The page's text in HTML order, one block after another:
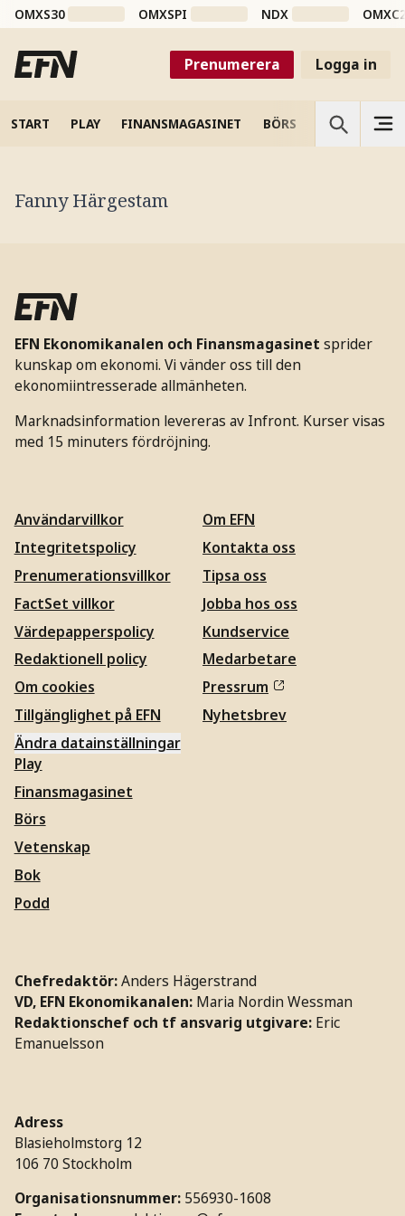
OMXS30 OMXSPI NDX
Prenumerera Logga in
START PLAY FINANSMAGASINET BÖRS VETENSKAP
Fanny Härgestam
EFN Ekonomikanalen och Finansmagasinet sprider
kunskap om ekonomi. Vi vänder oss till den
ekonomiintresserade allmänheten.
Marknadsinformation levereras av Infront. Kurser visas
med 15 minuters fördröjning.
Användarvillkor
Integritetspolicy
Prenumerationsvillkor
FactSet villkor
Värdepapperspolicy
Redaktionell policy
Om cookies
Tillgänglighet på EFN
Ändra datainställningar
Om EFN
Kontakta oss
Tipsa oss
Jobba hos oss
Kundservice
Medarbetare
Pressrum
Nyhetsbrev
Play
Finansmagasinet
Börs
Vetenskap
Bok
Podd
Chefredaktör:Anders Hägerstrand
VD, EFN Ekonomikanalen: Maria Nordin Wessman
Redaktionschef och tf ansvarig utgivare: Eric
Emanuelsson
Adress
Blasieholmstorg 12
106 70 Stockholm
Organisationsnummer: 556930-1608